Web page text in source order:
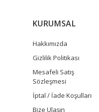
KURUMSAL
Hakkımızda
Gizlilik Politikası
Mesafeli Satış
Sözleşmesi
İptal / İade Koşulları
Bize Ulaşın